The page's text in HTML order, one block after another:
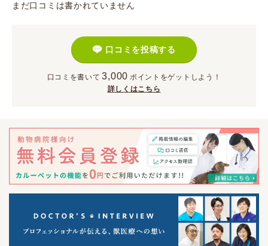
まだ口コミは書かれていません
口コミを投稿する
口コミを書いて 3,000 ポイント をゲットしよう！
詳しくはこちら